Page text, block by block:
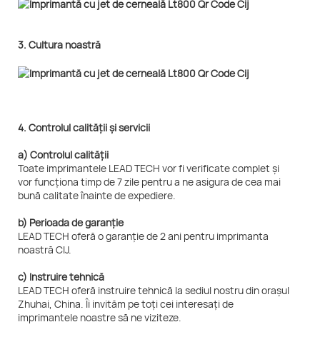
3. Cultura noastră
4. Controlul calității și servicii
a) Controlul calității
Toate imprimantele LEAD TECH vor fi verificate complet și
vor funcționa timp de 7 zile pentru a ne asigura de cea mai
bună calitate înainte de expediere.
b) Perioada de garanție
LEAD TECH oferă o garanție de 2 ani pentru imprimanta
noastră CIJ.
c) Instruire tehnică
LEAD TECH oferă instruire tehnică la sediul nostru din orașul
Zhuhai, China. Îi invităm pe toți cei interesați de
imprimantele noastre să ne viziteze.